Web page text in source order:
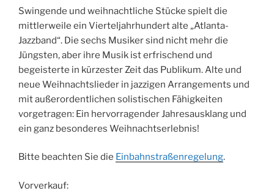
Swingende und weihnachtliche Stücke spielt die
mittlerweile ein Vierteljahrhundert alte „Atlanta-
Jazzband“. Die sechs Musiker sind nicht mehr die
Jüngsten, aber ihre Musik ist erfrischend und
begeisterte in kürzester Zeit das Publikum. Alte und
neue Weihnachtslieder in jazzigen Arrangements und
mit außerordentlichen solistischen Fähigkeiten
vorgetragen: Ein hervorragender Jahresausklang und
ein ganz besonderes Weihnachtserlebnis!
Bitte beachten Sie die Einbahnstraßenregelung.
Vorverkauf: